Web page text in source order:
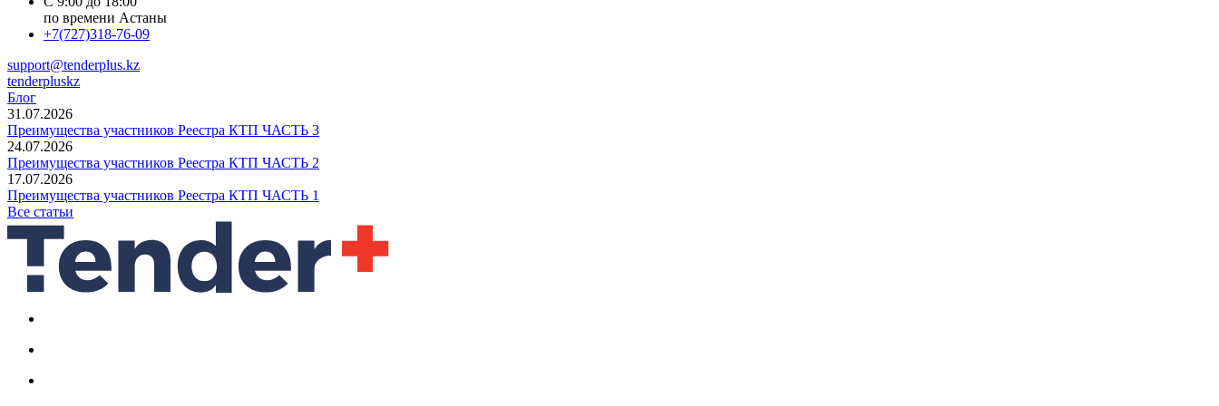
по времени Астаны
+7(727)318-76-09
support@tenderplus.kz
tenderpluskz
Блог
31.07.2026
Преимущества участников Реестра КТП ЧАСТЬ 3
24.07.2026
Преимущества участников Реестра КТП ЧАСТЬ 2
17.07.2026
Преимущества участников Реестра КТП ЧАСТЬ 1
Все статьи